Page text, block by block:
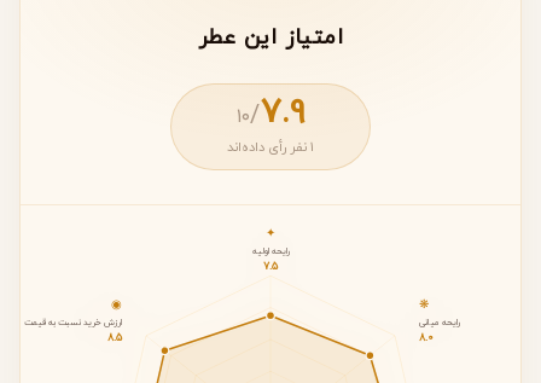
امتیاز این عطر
7.9
/۱۰
1 نفر رأی داده‌اند
✦
رایحه اولیه
7.5
❋
رایحه میانی
8.0
◉
ارزش خرید نسبت به قیمت
8.5